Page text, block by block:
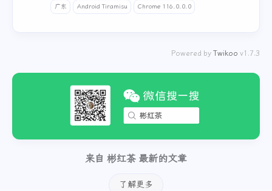
广东 Android Tiramisu Chrome 116.0.0.0
Powered by Twikoo v1.7.3
来自 彬红茶 最新的文章
了解更多